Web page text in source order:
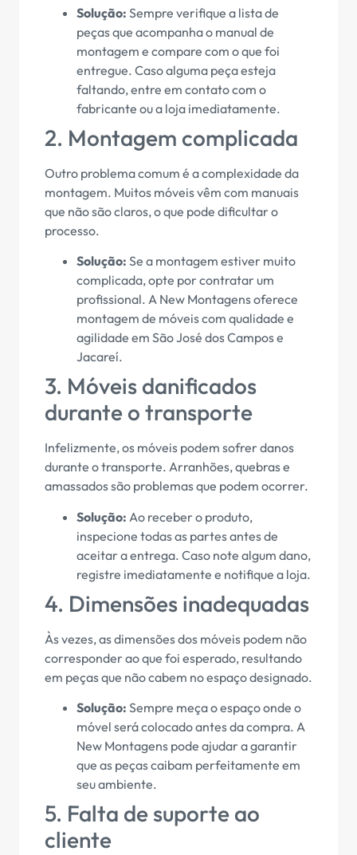
Solução: Sempre verifique a lista de
peças que acompanha o manual de
montagem e compare com o que foi
entregue. Caso alguma peça esteja
faltando, entre em contato com o
fabricante ou a loja imediatamente.
2. Montagem complicada
Outro problema comum é a complexidade da
montagem. Muitos móveis vêm com manuais
que não são claros, o que pode dificultar o
processo.
Solução: Se a montagem estiver muito
complicada, opte por contratar um
profissional. A New Montagens oferece
montagem de móveis com qualidade e
agilidade em São José dos Campos e
Jacareí.
3. Móveis danificados
durante o transporte
Infelizmente, os móveis podem sofrer danos
durante o transporte. Arranhões, quebras e
amassados são problemas que podem ocorrer.
Solução: Ao receber o produto,
inspecione todas as partes antes de
aceitar a entrega. Caso note algum dano,
registre imediatamente e notifique a loja.
4. Dimensões inadequadas
Às vezes, as dimensões dos móveis podem não
corresponder ao que foi esperado, resultando
em peças que não cabem no espaço designado.
Solução: Sempre meça o espaço onde o
móvel será colocado antes da compra. A
New Montagens pode ajudar a garantir
que as peças caibam perfeitamente em
seu ambiente.
5. Falta de suporte ao
cliente